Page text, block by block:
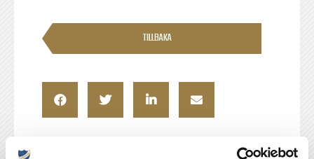
TILLBAKA